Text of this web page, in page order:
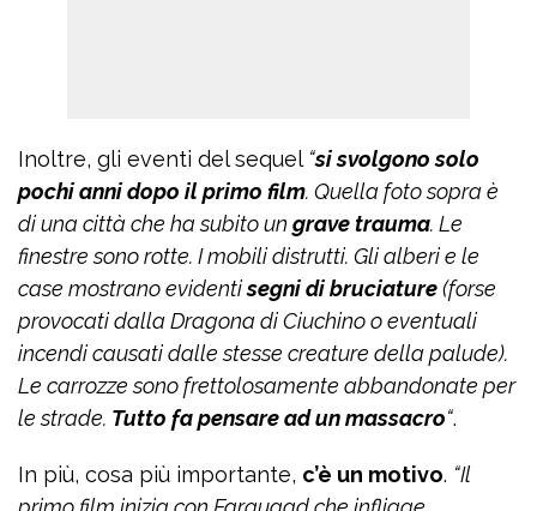
Inoltre, gli eventi del sequel “si svolgono solo
pochi anni dopo il primo film. Quella foto sopra è
di una città che ha subito un grave trauma. Le
finestre sono rotte. I mobili distrutti. Gli alberi e le
case mostrano evidentisegni di bruciature(forse
provocati dalla Dragona di Ciuchino o eventuali
incendi causati dalle stesse creature della palude).
Le carrozze sono frettolosamente abbandonate per
le strade. Tutto fa pensare ad un massacro“.
In più, cosa più importante, c’è un motivo. “Il